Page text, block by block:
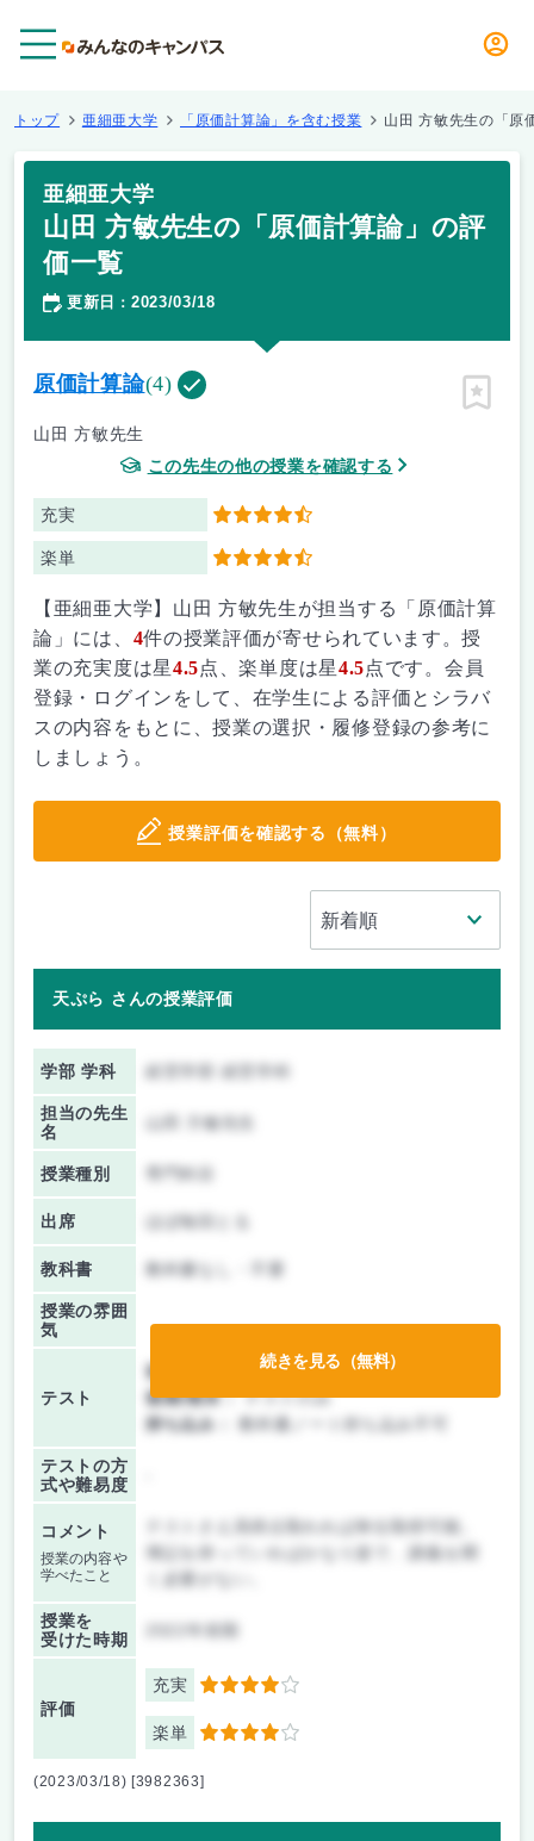
トップ 亜細亜大学 「原価計算論」を含む授業 山田 方敏先生の「原
亜細亜大学
山田 方敏先生の「原価計算論」の評
価一覧
更新日 ： 2023/03/18
原価計算論(4)
山田 方敏先生
この先生の他の授業を確認する
充実 4.5
楽単 4.5
ピン留
【亜細亜大学】山田 方敏先生が担当する「原価計算
論」には、 4件の授業評価が寄せられています。授
業の充実度は星4.5点、楽単度は星4.5点です。会員
登録・ログインをして、在学生による評価とシラバ
スの内容をもとに、授業の選択・履修登録の参考に
しましょう。
授業評価を確認する（無料）
天ぷら さんの授業評価
学部 学科
担当の先生
名
山田 方敏先生
授業種別
出席 ほぼ毎回とる
教科書 教科書なし・不要
授業の雰囲
気
テスト
前期/中間：
テストのみ
後期/期末：テストのみ
持ち込み：
教科書ノート持ち込み不可
テストの方
式や難易度
コメント
授業の内容や
学べたこと
簿記を持っていればかなり楽で、講義を聞
授業を
受けた時期
評価
充実 4
楽単 4
続きを見る（無料）
(2023/03/18) [3982363]